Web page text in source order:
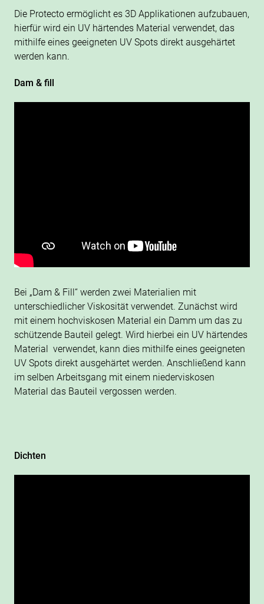
Die Protecto ermöglicht es 3D Applikationen aufzubauen,
hierfür wird ein UV härtendes Material verwendet, das
mithilfe eines geeigneten UV Spots direkt ausgehärtet
werden kann.
Dam & fill
Bei „Dam & Fill“ werden zwei Materialien mit
unterschiedlicher Viskosität verwendet. Zunächst wird
mit einem hochviskosen Material ein Damm um das zu
schützende Bauteil gelegt. Wird hierbei ein UV härtendes
Material verwendet, kann dies mithilfe eines geeigneten
UV Spots direkt ausgehärtet werden. Anschließend kann
im selben Arbeitsgang mit einem niederviskosen
Material das Bauteil vergossen werden.
Dichten